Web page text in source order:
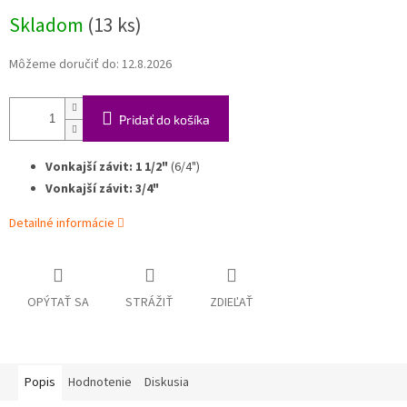
cena:
Skladom (13 ks)
Môžeme doručiť do: 12.8.2026
Pridať do košíka
Vonkajší závit: 1 1/2" (6/4")
Vonkajší závit: 3/4"
Detailné informácie
OPÝTAŤ SA STRÁŽIŤ ZDIEĽAŤ
Popis Hodnotenie Diskusia